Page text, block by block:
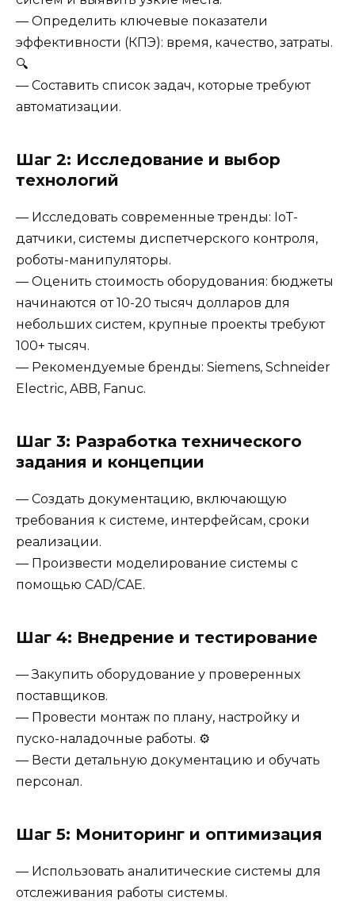
— Определить ключевые показатели
эффективности (КПЭ): время, качество, затраты.
🔍
— Составить список задач, которые требуют
автоматизации.
Шаг 2: Исследование и выбор
технологий
— Исследовать современные тренды: IoT-
датчики, системы диспетчерского контроля,
роботы-манипуляторы.
— Оценить стоимость оборудования: бюджеты
начинаются от 10-20 тысяч долларов для
небольших систем, крупные проекты требуют
100+ тысяч.
— Рекомендуемые бренды: Siemens, Schneider
Electric, ABB, Fanuc.
Шаг 3: Разработка технического
задания и концепции
— Создать документацию, включающую
требования к системе, интерфейсам, сроки
реализации.
— Произвести моделирование системы с
помощью CAD/CAE.
Шаг 4: Внедрение и тестирование
— Закупить оборудование у проверенных
поставщиков.
— Провести монтаж по плану, настройку и
пуско-наладочные работы. ⚙️
— Вести детальную документацию и обучать
персонал.
Шаг 5: Мониторинг и оптимизация
— Использовать аналитические системы для
отслеживания работы системы.